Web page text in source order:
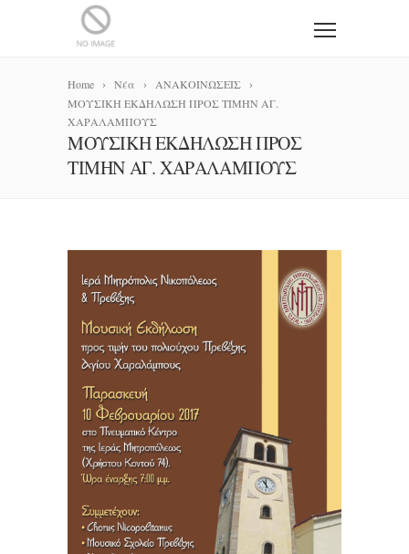
Home Νέα
ΑΝΑΚΟΙΝΩΣΕΙΣ
ΜΟΥΣΙΚΗ ΕΚΔΗΛΩΣΗ ΠΡΟΣ ΤΙΜΗΝ ΑΓ.
ΧΑΡΑΛΑΜΠΟΥΣ
ΜΟΥΣΙΚΗ ΕΚΔΗΛΩΣΗ ΠΡΟΣ
ΤΙΜΗΝ ΑΓ. ΧΑΡΑΛΑΜΠΟΥΣ